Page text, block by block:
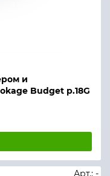
и
Budget р.18G
Арт.: -